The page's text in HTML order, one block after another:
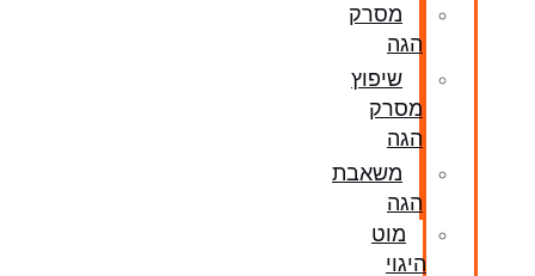
מסרק
הגה
שיפוץ
מסרק
הגה
משאבת
הגה
מוט
היגוי